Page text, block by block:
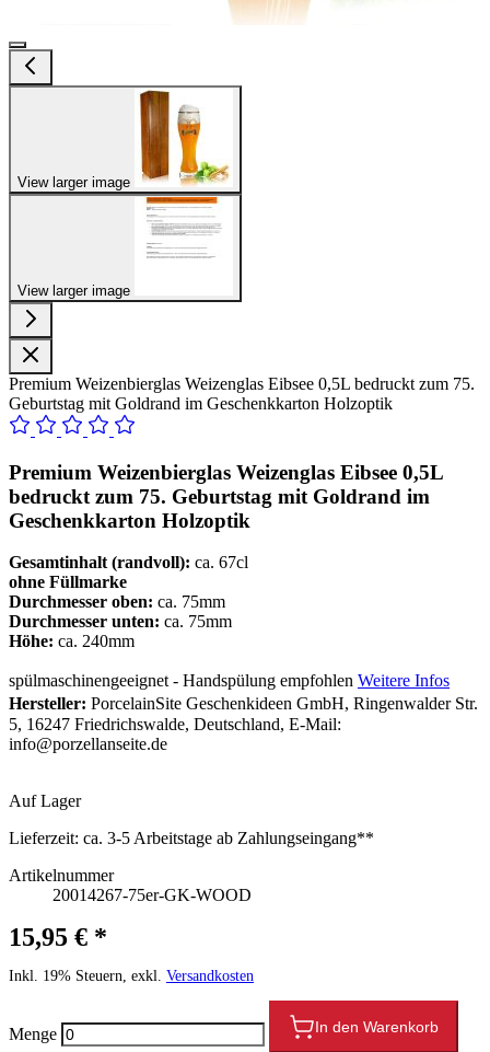
View larger image
View larger image
Premium Weizenbierglas Weizenglas Eibsee 0,5L bedruckt zum 75.
Geburtstag mit Goldrand im Geschenkkarton Holzoptik
Premium Weizenbierglas Weizenglas Eibsee 0,5L
bedruckt zum 75. Geburtstag mit Goldrand im
Geschenkkarton Holzoptik
Gesamtinhalt (randvoll): ca. 67cl
ohne Füllmarke
Durchmesser oben: ca. 75mm
Durchmesser unten: ca. 75mm
Höhe: ca. 240mm
spülmaschinengeeignet - Handspülung empfohlen Weitere Infos
Hersteller: PorcelainSite Geschenkideen GmbH, Ringenwalder Str.
5, 16247 Friedrichswalde, Deutschland, E-Mail:
info@porzellanseite.de
Auf Lager
Lieferzeit: ca. 3-5 Arbeitstage ab Zahlungseingang**
Artikelnummer
20014267-75er-GK-WOOD
15,95 € *
Inkl. 19% Steuern, exkl. Versandkosten
Menge In den Warenkorb